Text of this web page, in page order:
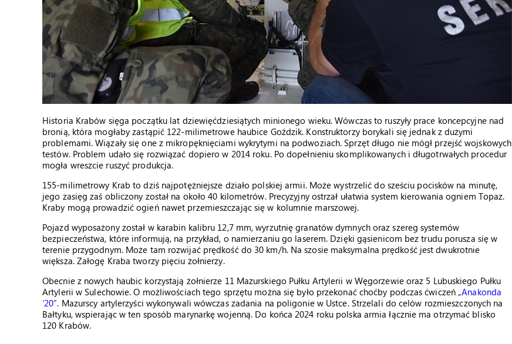
Historia Krabów sięga początku lat dziewięćdziesiątych minionego wieku. Wówczas to ruszyły prace koncepcyjne nad
bronią, która mogłaby zastąpić 122-milimetrowe haubice Goździk. Konstruktorzy borykali się jednak z dużymi
problemami. Wiązały się one z mikropęknięciami wykrytymi na podwoziach. Sprzęt długo nie mógł przejść wojskowych
testów. Problem udało się rozwiązać dopiero w 2014 roku. Po dopełnieniu skomplikowanych i długotrwałych procedur
mogła wreszcie ruszyć produkcja.
155-milimetrowy Krab to dziś najpotężniejsze działo polskiej armii. Może wystrzelić do sześciu pocisków na minutę,
jego zasięg zaś obliczony został na około 40 kilometrów. Precyzyjny ostrzał ułatwia system kierowania ogniem Topaz.
Kraby mogą prowadzić ogień nawet przemieszczając się w kolumnie marszowej.
Pojazd wyposażony został w karabin kalibru 12,7 mm, wyrzutnię granatów dymnych oraz szereg systemów
bezpieczeństwa, które informują, na przykład, o namierzaniu go laserem. Dzięki gąsienicom bez trudu porusza się w
terenie przygodnym. Może tam rozwijać prędkość do 30 km/h. Na szosie maksymalna prędkość jest dwukrotnie
większa. Załogę Kraba tworzy pięciu żołnierzy.
Obecnie z nowych haubic korzystają żołnierze 11 Mazurskiego Pułku Artylerii w Węgorzewie oraz 5 Lubuskiego Pułku
Artylerii w Sulechowie. O możliwościach tego sprzętu można się było przekonać choćby podczas ćwiczeń „Anakonda
‘20”. Mazurscy artylerzyści wykonywali wówczas zadania na poligonie w Ustce. Strzelali do celów rozmieszczonych na
Bałtyku, wspierając w ten sposób marynarkę wojenną. Do końca 2024 roku polska armia łącznie ma otrzymać blisko
120 Krabów.